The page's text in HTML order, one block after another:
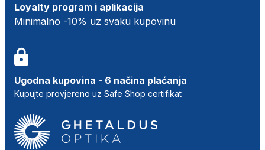
Loyalty program i aplikacija
Minimalno -10% uz svaku kupovinu
Ugodna kupovina - 6 načina plaćanja
Kupujte provjereno uz Safe Shop certifikat